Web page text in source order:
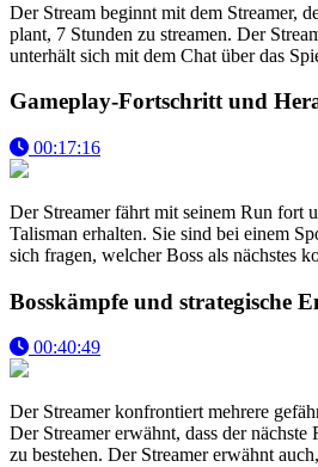
Der Stream beginnt mit dem Streamer,
plant, 7 Stunden zu streamen. Der
unterhält sich mit dem Chat über das
Gameplay-Fortschritt und
00:17:16
Der Streamer fährt mit seinem Run fort
Talisman erhalten. Sie sind bei einem
sich fragen, welcher Boss als nächstes
Bosskämpfe und strategische
00:40:49
Der Streamer konfrontiert mehrere
Der Streamer erwähnt, dass der
zu bestehen. Der Streamer erwähnt